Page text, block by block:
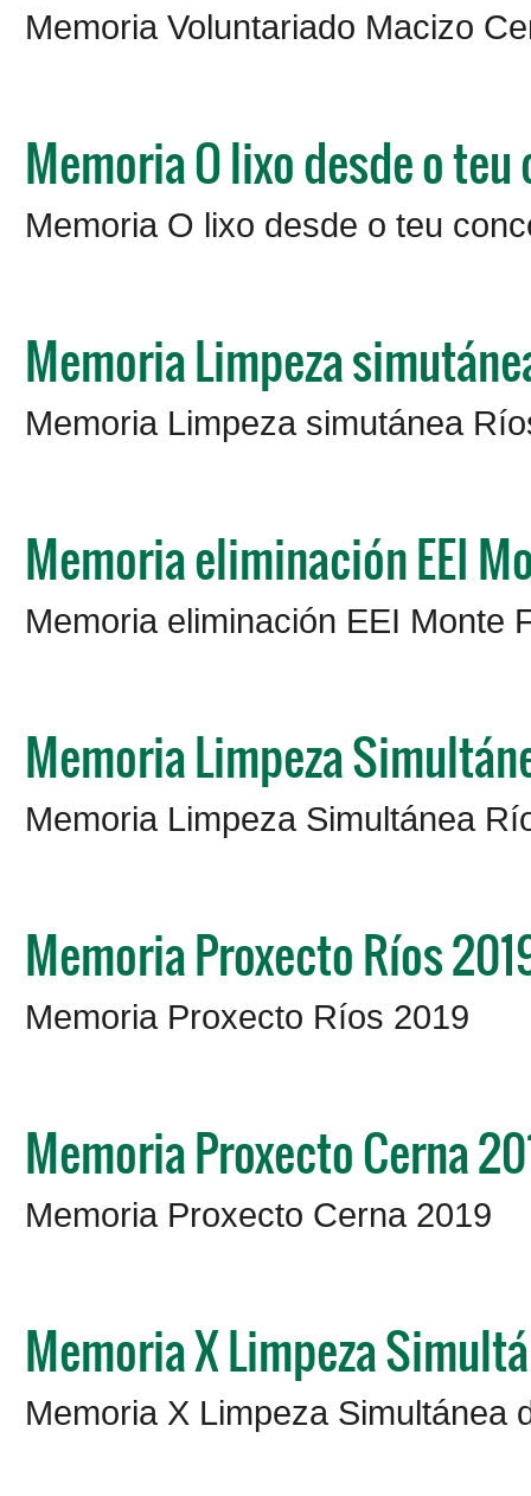
Memoria Voluntariado Macizo
Memoria O lixo desde o
Memoria O lixo desde o teu
Memoria Limpeza
Memoria Limpeza simutánea
Memoria eliminación EEI
Memoria eliminación EEI Monte
Memoria Limpeza
Memoria Limpeza Simultánea
Memoria Proxecto Ríos
Memoria Proxecto Ríos 2019
Memoria Proxecto Cerna
Memoria Proxecto Cerna 2019
Memoria X Limpeza
Memoria X Limpeza Simultánea